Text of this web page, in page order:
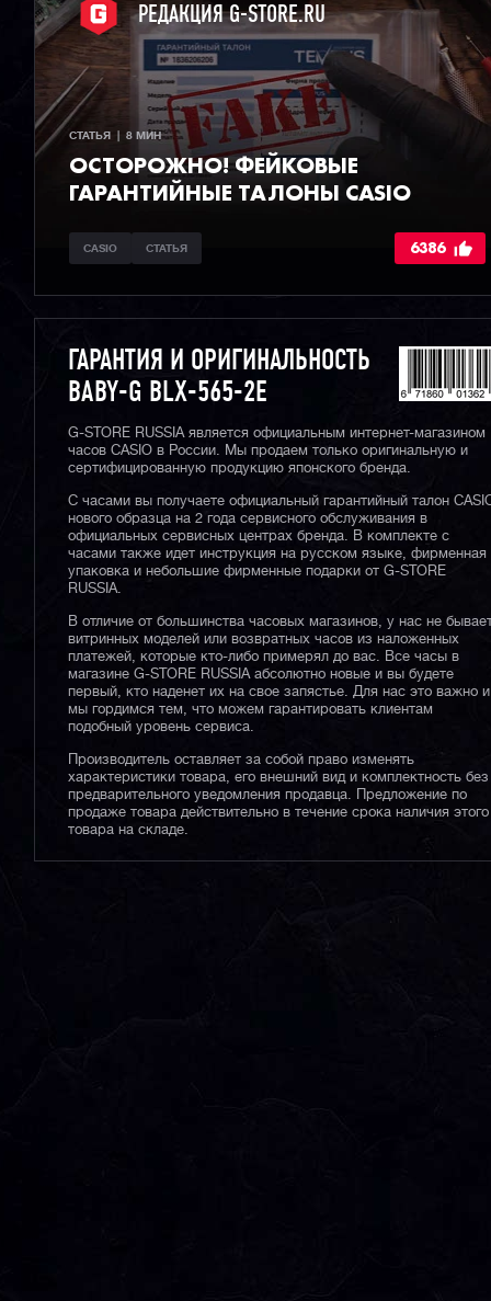
РЕДАКЦИЯ G-STORE.RU
СТАТЬЯ  |  8 МИН
ОСТОРОЖНО! ФЕЙКОВЫЕ
ГАРАНТИЙНЫЕ ТАЛОНЫ CASIO
CASIO СТАТЬЯ 6386
ГАРАНТИЯ И ОРИГИНАЛЬНОСТЬ
BABY-G BLX-565-2E
G-STORE RUSSIA является официальным интернет-магазином
часов CASIO в России. Мы продаем только оригинальную и
сертифицированную продукцию японского бренда.
С часами вы получаете официальный гарантийный талон
нового образца на 2 года сервисного обслуживания в
официальных сервисных центрах бренда. В комплекте с
часами также идет инструкция на русском языке, фирменная
упаковка и небольшие фирменные подарки от G-STORE
RUSSIA.
В отличие от большинства часовых магазинов, у нас не
витринных моделей или возвратных часов из наложенных
платежей, которые кто-либо примерял до вас. Все часы в
магазине G-STORE RUSSIA абсолютно новые и вы будете
первый, кто наденет их на свое запястье. Для нас это важно и
мы гордимся тем, что можем гарантировать клиентам
подобный уровень сервиса.
Производитель оставляет за собой право изменять
характеристики товара, его внешний вид и комплектность без
предварительного уведомления продавца. Предложение по
продаже товара действительно в течение срока наличия этого
товара на складе.